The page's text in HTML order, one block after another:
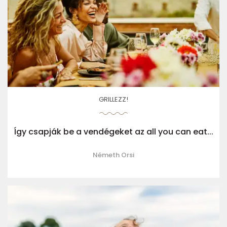
GRILLEZZ!
Így csapják be a vendégeket az all you can eat...
Németh Orsi